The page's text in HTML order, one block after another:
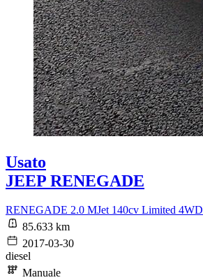
Usato
JEEP RENEGADE
RENEGADE 2.0 MJet 140cv Limited 4WD
85.633 km
2017-03-30
diesel
Manuale